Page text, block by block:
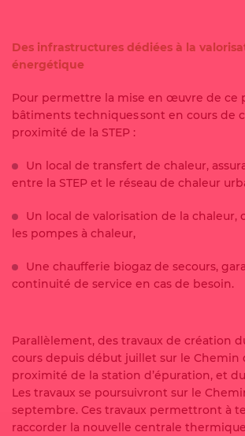
Des infrastructures dédiées à la
énergétique
Pour permettre la mise en œuvre de ce
bâtiments techniques sont en cours de
proximité de la STEP :
Un local de transfert de chaleur,
entre la STEP et le réseau de chaleur
Un local de valorisation de la chaleur,
les pompes à chaleur,
Une chaufferie biogaz de secours,
continuité de service en cas de besoin.
Parallèlement, des travaux de création
cours depuis début juillet sur le Chemin
proximité de la station d’épuration, et
Les travaux se poursuivront sur le
septembre. Ces travaux permettront à
raccorder la nouvelle centrale